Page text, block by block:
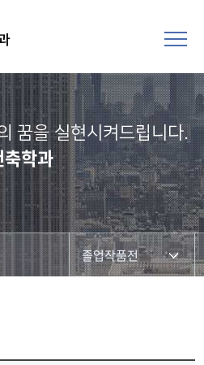
꿈을 실현시켜드립니다.​
축학과
졸업작품전